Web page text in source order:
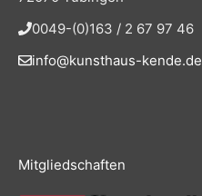
0049-(0)163 / 2 67 97 46
info@kunsthaus-kende.de
Mitgliedschaften